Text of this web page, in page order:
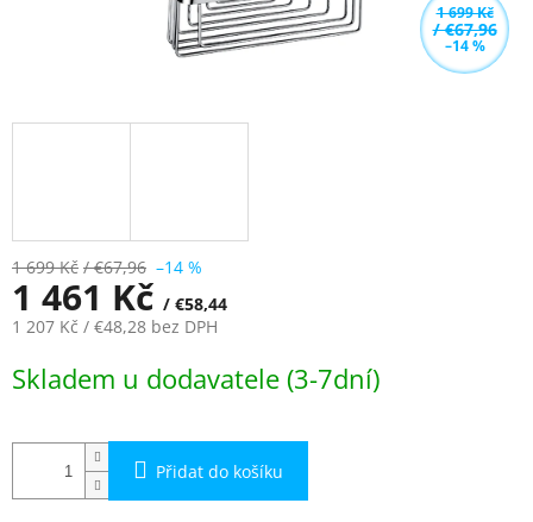
1 699 Kč
/ €67,96
–14 %
1 699 Kč / €67,96 –14 %
1 461 Kč / €58,44
1 207 Kč / €48,28 bez DPH
cena:
Skladem u dodavatele (3-7dní)
Přidat do košíku